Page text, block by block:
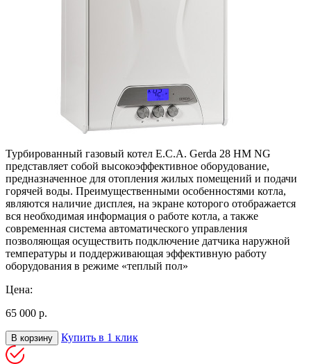
Турбированный газовый котел E.C.A. Gerda 28 HM NG
представляет собой высокоэффективное оборудование,
предназначенное для отопления жилых помещений и подачи
горячей воды. Преимущественными особенностями котла,
являются наличие дисплея, на экране которого отображается
вся необходимая информация о работе котла, а также
современная система автоматического управления
позволяющая осуществить подключение датчика наружной
температуры и поддерживающая эффективную работу
оборудования в режиме «теплый пол»
Цена:
65 000 р.
В корзину Купить в 1 клик